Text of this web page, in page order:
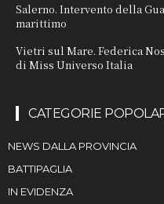
Salerno. Intervento della
marittimo
Vietri sul Mare. Federica
di Miss Universo Italia
CATEGORIE
NEWS DALLA PROVINCIA
BATTIPAGLIA
IN EVIDENZA